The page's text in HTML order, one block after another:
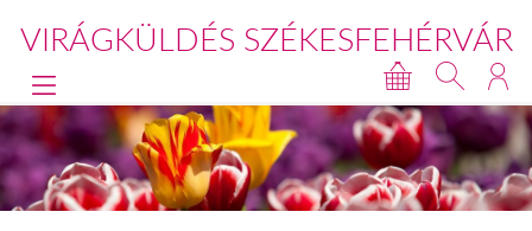
VIRÁGKÜLDÉS SZÉKESFEHÉRVÁR